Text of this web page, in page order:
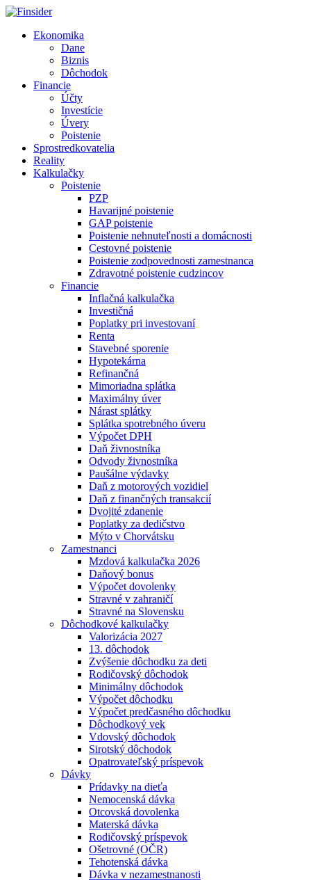
Ekonomika
Dane
Biznis
Dôchodok
Financie
Účty
Investície
Úvery
Poistenie
Sprostredkovatelia
Reality
Kalkulačky
Poistenie
PZP
Havarijné poistenie
GAP poistenie
Poistenie nehnuteľnosti a domácnosti
Cestovné poistenie
Poistenie zodpovednosti zamestnanca
Zdravotné poistenie cudzincov
Financie
Inflačná kalkulačka
Investičná
Poplatky pri investovaní
Renta
Stavebné sporenie
Hypotekárna
Refinančná
Mimoriadna splátka
Maximálny úver
Nárast splátky
Splátka spotrebného úveru
Výpočet DPH
Daň živnostníka
Odvody živnostníka
Paušálne výdavky
Daň z motorových vozidiel
Daň z finančných transakcií
Dvojité zdanenie
Poplatky za dedičstvo
Mýto v Chorvátsku
Zamestnanci
Mzdová kalkulačka 2026
Daňový bonus
Výpočet dovolenky
Stravné v zahraničí
Stravné na Slovensku
Dôchodkové kalkulačky
Valorizácia 2027
13. dôchodok
Zvýšenie dôchodku za deti
Rodičovský dôchodok
Minimálny dôchodok
Výpočet dôchodku
Výpočet predčasného dôchodku
Dôchodkový vek
Vdovský dôchodok
Sirotský dôchodok
Opatrovateľský príspevok
Dávky
Prídavky na dieťa
Nemocenská dávka
Otcovská dovolenka
Materská dávka
Rodičovský príspevok
Ošetrovné (OČR)
Tehotenská dávka
Dávka v nezamestnanosti